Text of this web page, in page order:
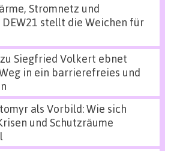
Stromnetz und
stellt die Weichen für
zu Siegfried Volkert ebnet
in ein barrierefreies und
als Vorbild: Wie sich
und Schutzräume